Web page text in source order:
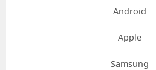
Android
Apple
Samsung